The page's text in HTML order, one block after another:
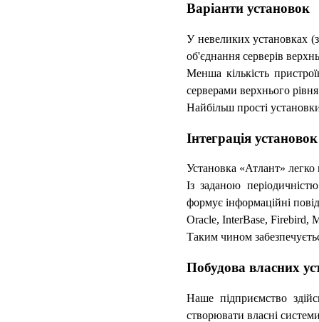
Варіанти установок
У невеликих установках
об'єднання серверів
Менша кількість
серверами верхнього
Найбільш прості
Інтеграція
Установка «Атлант»
Із заданою
формує інформаційні
Oracle, InterBase, Firebird,
Таким чином
Побудова власних
Наше підприємство
створювати власні